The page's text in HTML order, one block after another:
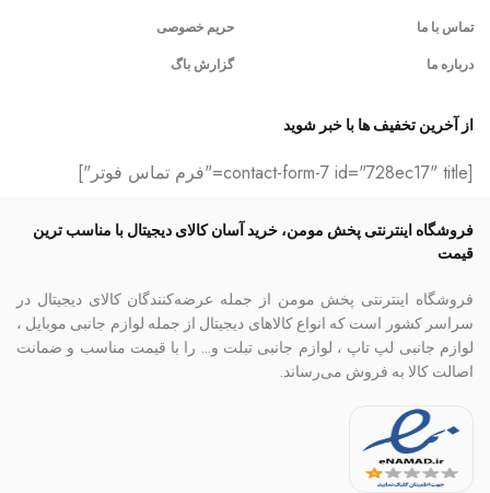
تماس با ما
درباره ما
حریم خصوصی
گزارش باگ
از آخرین تخفیف ها با خبر شوید
[contact-form-7 id="728ec17" title="فرم تماس فوتر"]
فروشگاه اینترنتی پخش مومن، خرید آسان کالای دیجیتال با مناسب ترین
قیمت
فروشگاه اینترنتی پخش مومن از جمله عرضه‌کنندگان کالای دیجیتال در
سراسر کشور است که انواع کالاهای دیجیتال از جمله لوازم جانبی موبایل ،
لوازم جانبی لپ تاپ ، لوازم جانبی تبلت و… را با قیمت مناسب و ضمانت
اصالت کالا به فروش می‌رساند.